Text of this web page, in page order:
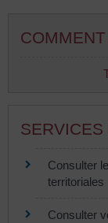
Consulter
territoriales
Consulter